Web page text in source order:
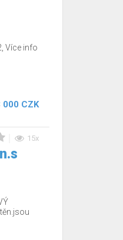
Více info
000 CZK
15x